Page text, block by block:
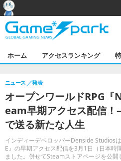
ホーム アクセスランキング
オープンワールドRPG『
eam早期アクセス配信
で送る新たな人生
インディーデベロッパーDenside Studios
E』の早期アクセス配信を3月1日（日本時
ました。併せてSteamストアページを公開
ニュース 発表